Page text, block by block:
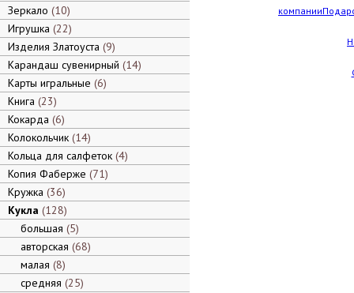
компании
Зеркало 10
Игрушка 22
Изделия Златоуста 9
Карандаш сувенирный 14
Карты игральные 6
Книга 23
Кокарда 6
Колокольчик 14
Кольца для салфеток 4
Копия Фаберже 71
Кружка 36
Кукла 128
большая 5
авторская 68
малая 8
средняя 25